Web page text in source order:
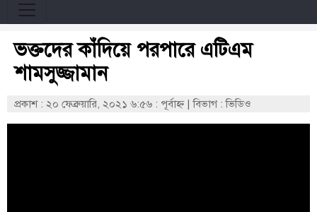
ভক্তদের কাঁদিয়ে পরপারে এটিএম
শামসুজ্জামান
প্রকাশ : ২০ ফেব্রুয়ারি, ২০২১ ৬:৫৬ : পূর্বাহ্ণ |বিভাগ : ভিডিও